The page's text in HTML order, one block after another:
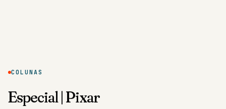
COLUNAS
Especial | Pixar